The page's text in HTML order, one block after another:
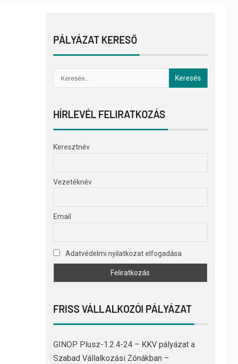
PÁLYÁZAT KERESŐ
HÍRLEVÉL FELIRATKOZÁS
Keresztnév
Vezetéknév
Email
Adatvédelmi nyilatkozat elfogadása
FRISS VÁLLALKOZÓI PÁLYÁZAT
GINOP Plusz-1.2.4-24 – KKV pályázat a
Szabad Vállalkozási Zónákban –